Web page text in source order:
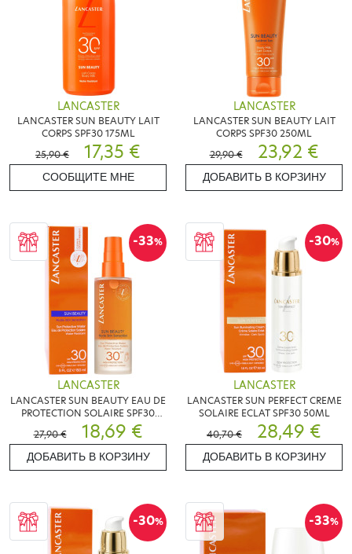
LANCASTER
LANCASTER SUN BEAUTY LAIT
CORPS SPF30 175ML
25,90 €
17,35 €
СООБЩИТЕ МНЕ
LANCASTER
LANCASTER SUN BEAUTY LAIT
CORPS SPF30 250ML
29,90 €
23,92 €
ДОБАВИТЬ В КОРЗИНУ
-33%
LANCASTER
LANCASTER SUN BEAUTY EAU DE
PROTECTION SOLAIRE SPF30
150ML
27,90 € 18,69 €
ДОБАВИТЬ В КОРЗИНУ
-30%
LANCASTER
LANCASTER SUN PERFECT CREME
SOLAIRE ECLAT SPF30 50ML
40,70 €
28,49 €
ДОБАВИТЬ В КОРЗИНУ
-30% -33%